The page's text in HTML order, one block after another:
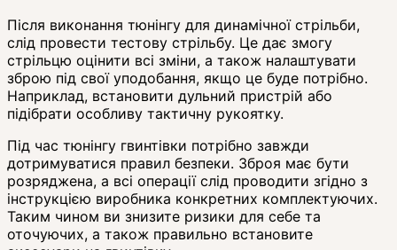
Після виконання тюнінгу для динамічної стрільби,
слід провести тестову стрільбу. Це дає змогу
стрільцю оцінити всі зміни, а також налаштувати
зброю під свої уподобання, якщо це буде потрібно.
Наприклад, встановити дульний пристрій або
підібрати особливу тактичну рукоятку.
Під час тюнінгу гвинтівки потрібно завжди
дотримуватися правил безпеки. Зброя має бути
розряджена, а всі операції слід проводити згідно з
інструкцією виробника конкретних комплектуючих.
Таким чином ви знизите ризики для себе та
оточуючих, а також правильно встановите